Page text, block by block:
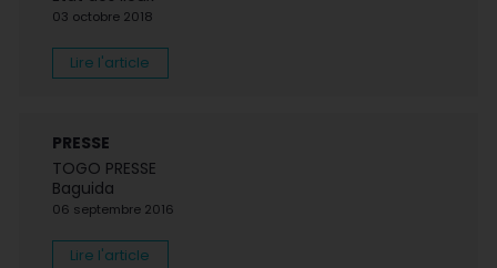
03 octobre 2018
Lire l'article
PRESSE
TOGO PRESSE
Baguida
06 septembre 2016
Lire l'article